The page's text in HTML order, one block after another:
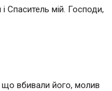
Спаситель мій. Господи,
вбивали його, молив